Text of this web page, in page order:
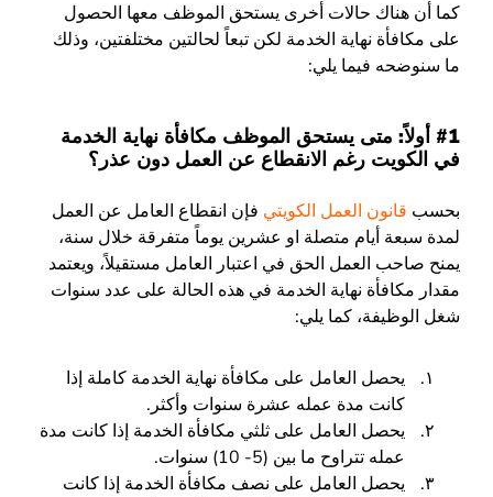
كما أن هناك حالات أخرى يستحق الموظف معها الحصول
على مكافأة نهاية الخدمة لكن تبعاً لحالتين مختلفتين، وذلك
ما سنوضحه فيما يلي:
#1 أولاً: متى يستحق الموظف مكافأة نهاية الخدمة
في الكويت رغم الانقطاع عن العمل دون عذر؟
بحسب قانون العمل الكويتي فإن انقطاع العامل عن العمل
لمدة سبعة أيام متصلة او عشرين يوماً متفرقة خلال سنة،
يمنح صاحب العمل الحق في اعتبار العامل مستقيلاً، ويعتمد
مقدار مكافأة نهاية الخدمة في هذه الحالة على عدد سنوات
شغل الوظيفة، كما يلي:
يحصل العامل على مكافأة نهاية الخدمة كاملة إذا
كانت مدة عمله عشرة سنوات وأكثر.
يحصل العامل على ثلثي مكافأة الخدمة إذا كانت مدة
عمله تتراوح ما بين (5- 10) سنوات.
يحصل العامل على نصف مكافأة الخدمة إذا كانت